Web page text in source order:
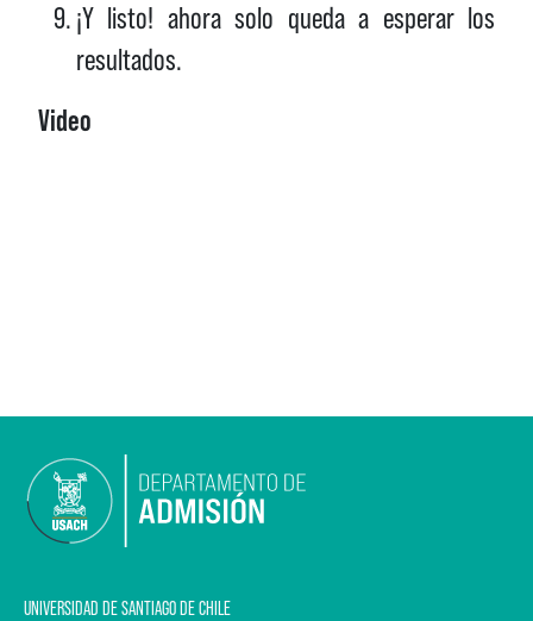
¡Y listo! ahora solo queda a esperar los
resultados.
Video
UNIVERSIDAD DE SANTIAGO DE CHILE